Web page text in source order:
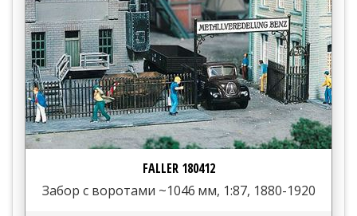
FALLER 180412
Забор с воротами ~1046 мм, 1:87, 1880-1920